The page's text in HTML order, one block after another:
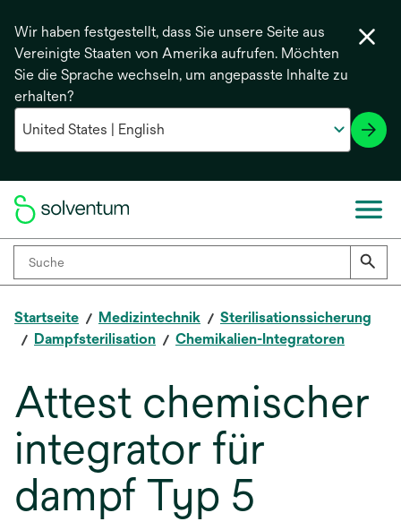
Wir haben festgestellt, dass Sie unsere Seite aus
Vereinigte Staaten von Amerika aufrufen. Möchten
Sie die Sprache wechseln, um angepasste Inhalte zu
erhalten?
Startseite Medizintechnik
Sterilisationssicherung
Dampfsterilisation
Chemikalien-Integratoren
Attest chemischer
integrator für
dampf Typ 5